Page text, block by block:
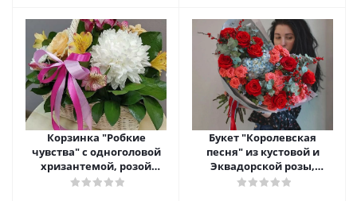
Корзинка "Робкие
чувства" с одноголовой
хризантемой, розой
Эквадор и альстромерией
Букет "Королевская
песня" из кустовой и
Эквадорской розы,
гортензии, эвкалипта и